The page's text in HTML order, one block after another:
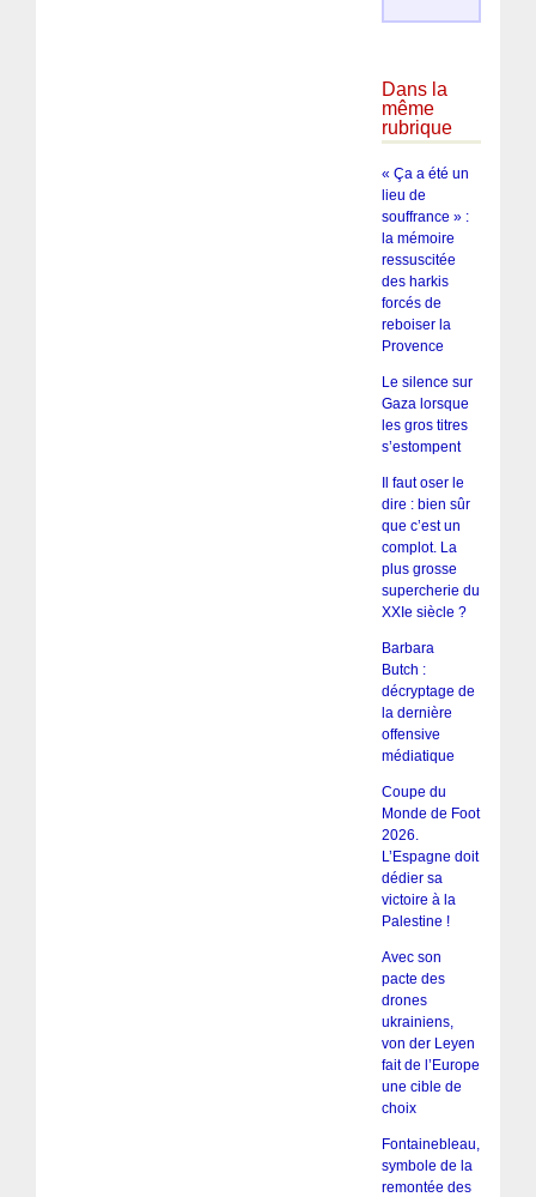
Dans la
même
rubrique
« Ça a été un
lieu de
souffrance » :
la mémoire
ressuscitée
des harkis
forcés de
reboiser la
Provence
Le silence sur
Gaza lorsque
les gros titres
s’estompent
Il faut oser le
dire : bien sûr
que c’est un
complot. La
plus grosse
supercherie du
XXIe siècle ?
Barbara
Butch :
décryptage de
la dernière
offensive
médiatique
Coupe du
Monde de Foot
2026.
L’Espagne doit
dédier sa
victoire à la
Palestine !
Avec son
pacte des
drones
ukrainiens,
von der Leyen
fait de l’Europe
une cible de
choix
Fontainebleau,
symbole de la
remontée des